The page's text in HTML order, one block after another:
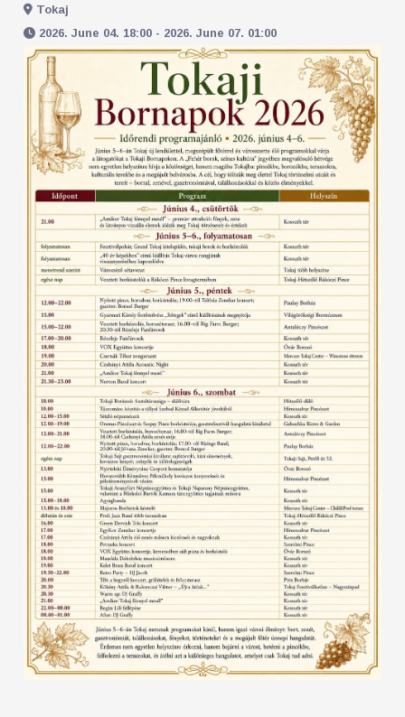
Tokaj
2026. June 04. 18:00 - 2026. June 07. 01:00